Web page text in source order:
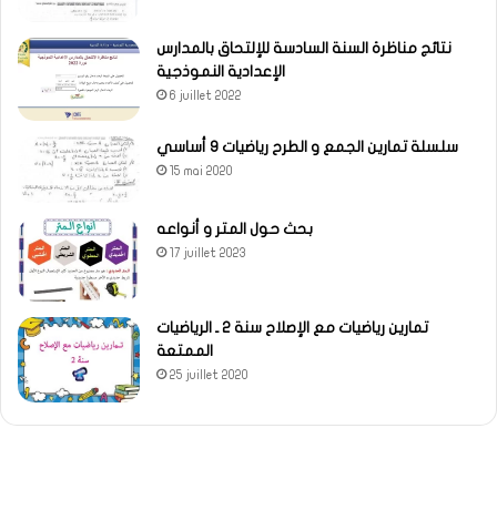
نتائج مناظرة السنة السادسة للإلتحاق بالمدارس
الإعدادية النموذجية
6 juillet 2022
سلسلة تمارين الجمع و الطرح رياضيات 9 أساسي
15 mai 2020
بحث حول المتر و أنواعه
17 juillet 2023
تمارين رياضيات مع الإصلاح سنة 2 ـ الرياضيات
الممتعة
25 juillet 2020